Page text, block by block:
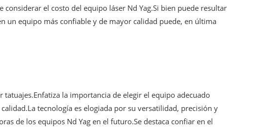
el costo del equipo láser Nd Yag.Si bien puede resultar
un equipo más confiable y de mayor calidad puede, en última
la importancia de elegir el equipo adecuado
tecnología es elogiada por su versatilidad, precisión y
de los equipos Nd Yag en el futuro.Se destaca confiar en el